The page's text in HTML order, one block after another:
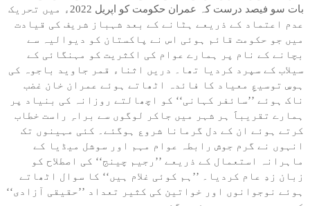
بات سو فیصد درست کہ عمران حکومت کو اپریل 2022ء میں تحریک
عدم اعتماد کے ذریعے ہٹانے کے بعد شہباز شریف کی قیادت
میں جو حکومت قائم ہوئی اس نے پاکستان کو دیوالیہ سے
بچانے کے نام پر ہمارے عوام کی اکثریت کو مہنگائی کے
سیلاب کے سپرد کردیا تھا۔ دریں اثناء قمر جاوید باجوہ کی
ہوسِ توسیعِ معیاد کا فائدہ اٹھاتے ہوئے عمران خان غضب
ناک ہوئے ’’سائفر کہانی‘‘ کو اچھالتے روزانہ کی بنیاد پر
ہمارے تقریباََ ہر شہر میں جاکر لوگوں سے براہِ راست خطاب
کرتے ہوئے ان کے دل گرمانا شروع ہوگئے۔ کئی مہینوں تک
انہوں نے گرم جوش رابطہ عوام مہم اور سوشل میڈیا کے
ماہرانہ استعمال کے ذریعے ’’رجیم چینج‘‘ کی اصطلاح کو
زبان زدِ عام کردیا۔ ’’ہم کوئی غلام ہیں‘‘ کا سوال اٹھاتے
ہوئے نوجوانوں اور خواتین کی کثیر تعداد ’’حقیقی آزادی‘‘